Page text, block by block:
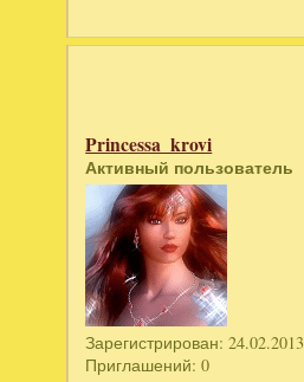
Princessa_krovi
Активный пользователь
Зарегистрирован: 24.02.2013
Приглашений: 0